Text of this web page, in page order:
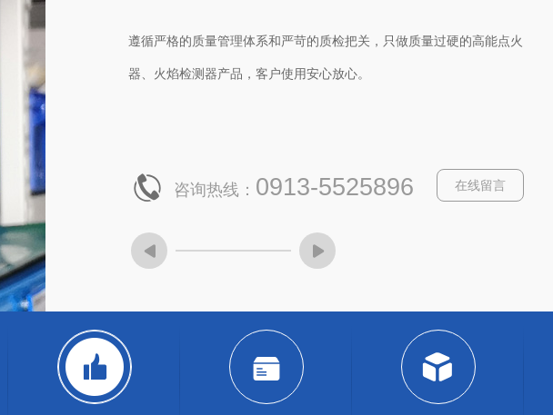
主营各类高能点火器、便携式高能点火器、防爆高能点火装置、火焰检
测器、紫外线火焰检测器、离子火检、远程遥控自动点火装置、熄火保
咨询热线： 0913-5525896 在线留言